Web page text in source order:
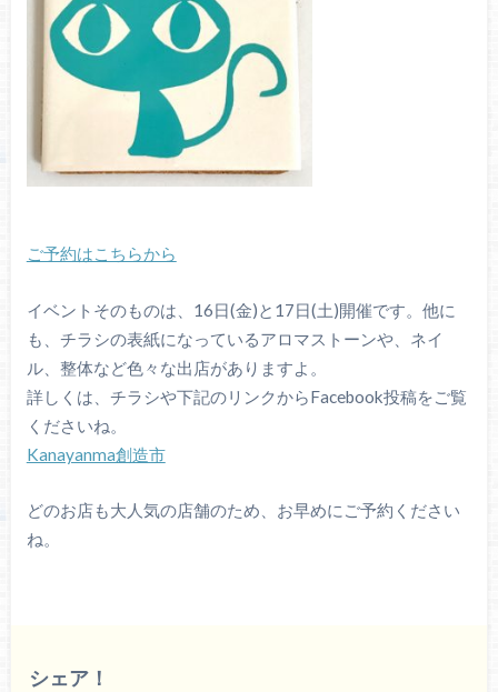
ご予約はこちらから
イベントそのものは、16日(金)と17日(土)開催です。他に
も、チラシの表紙になっているアロマストーンや、ネイ
ル、整体など色々な出店がありますよ。
詳しくは、チラシや下記のリンクからFacebook投稿をご覧
くださいね。
Kanayanma創造市
どのお店も大人気の店舗のため、お早めにご予約ください
ね。
シェア！